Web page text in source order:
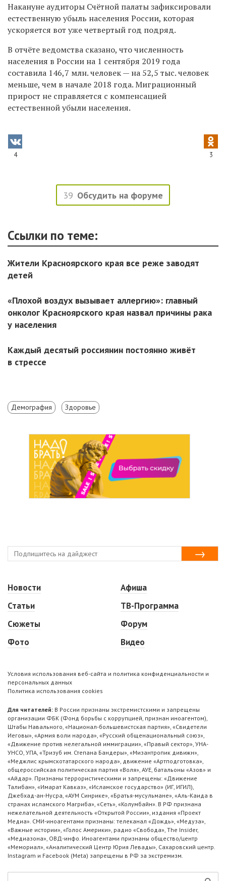
Накануне аудиторы Счётной палаты зафиксировали
естественную убыль населения России, которая
ускоряется вот уже четвертый год подряд.
В отчёте ведомства сказано, что численность
населения в России на 1 сентября 2019 года
составила 146,7 млн. человек — на 52,5 тыс. человек
меньше, чем в начале 2018 года. Миграционный
прирост не справляется с компенсацией
естественной убыли населения.
4 3
39 Обсудить на форуме
Ссылки по теме:
Жители Красноярского края все реже заводят
детей
«Плохой воздух вызывает аллергию»: главный
онколог Красноярского края назвал причины рака
у населения
Каждый десятый россиянин постоянно живёт
в стрессе
Демография Здоровье
Новости
Статьи
Сюжеты
Фото
Афиша
ТВ-Программа
Форум
Видео
Условия использования веб-сайта и политика конфиденциальности и
персональных данных
Политика использования cookies
Для читателей: В России признаны экстремистскими и запрещены
организации ФБК (Фонд борьбы с коррупцией, признан иноагентом),
Штабы Навального, «Национал-большевистская партия», «Свидетели
Иеговы», «Армия воли народа», «Русский общенациональный союз»,
«Движение против нелегальной иммиграции», «Правый сектор», УНА-
УНСО, УПА, «Тризуб им. Степана Бандеры», «Мизантропик дивижн»,
«Меджлис крымскотатарского народа», движение «Артподготовка»,
общероссийская политическая партия «Воля», АУЕ, батальоны «Азов» и
«Айдар». Признаны террористическими и запрещены: «Движение
Талибан», «Имарат Кавказ», «Исламское государство» (ИГ, ИГИЛ),
Джебхад-ан-Нусра, «АУМ Синрике», «Братья-мусульмане», «Аль-Каида в
странах исламского Магриба», «Сеть», «Колумбайн». В РФ признана
нежелательной деятельность «Открытой России», издания «Проект
Медиа». СМИ-иноагентами признаны: телеканал «Дождь», «Медуза»,
«Важные истории», «Голос Америки», радио «Свобода», The Insider,
«Медиазона», ОВД-инфо. Иноагентами признаны общество/центр
«Мемориал», «Аналитический Центр Юрия Левады», Сахаровский центр.
Instagram и Facebook (Metа) запрещены в РФ за экстремизм.